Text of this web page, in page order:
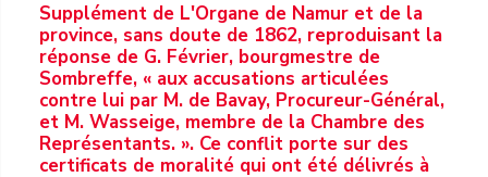
Supplément de L'Organe de Namur et de la
province, sans doute de 1862, reproduisant la
réponse de G. Février, bourgmestre de
Sombreffe, « aux accusations articulées
contre lui par M. de Bavay, Procureur-Général,
et M. Wasseige, membre de la Chambre des
Représentants. ». Ce conflit porte sur des
certificats de moralité qui ont été délivrés à